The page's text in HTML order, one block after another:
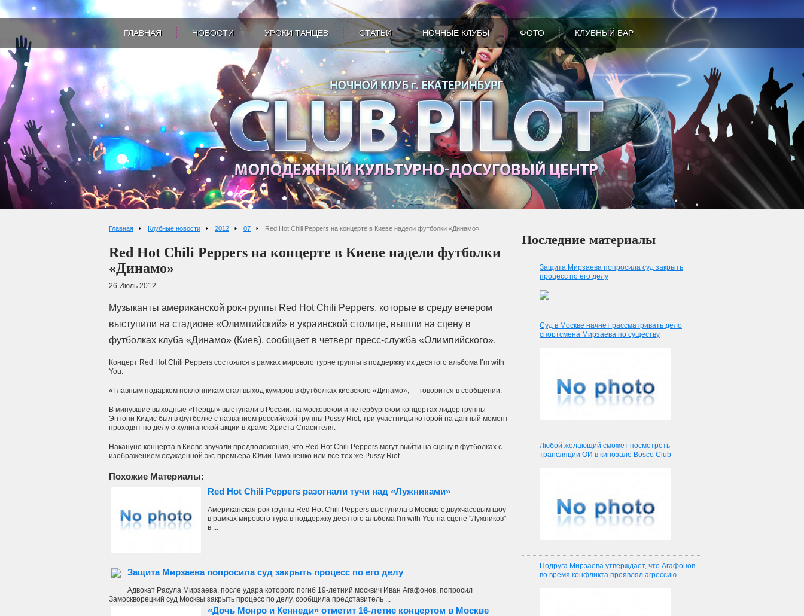
ГЛАВНАЯ НОВОСТИ УРОКИ ТАНЦЕВ СТАТЬИ НОЧНЫЕ КЛУБЫ ФОТО КЛУБНЫЙ БАР
Главная Клубные новости 2012 07 Red Hot Chili Peppers на концерте в Киеве надели футболки «Динамо»
Red Hot Chili Peppers на концерте в Киеве надели футболки
«Динамо»
26 Июль 2012
Музыканты американской рок-группы Red Hot Chili Peppers, которые в среду вечером
выступили на стадионе «Олимпийский» в украинской столице, вышли на сцену в
футболках клуба «Динамо» (Киев), сообщает в четверг пресс-служба «Олимпийского».
Концерт Red Hot Chili Peppers состоялся в рамках мирового турне группы в поддержку их десятого альбома I’m with
You.
«Главным подарком поклонникам стал выход кумиров в футболках киевского «Динамо», — говорится в сообщении.
В минувшие выходные «Перцы» выступали в России: на московском и петербургском концертах лидер группы
Энтони Кидис был в футболке с названием российской группы Pussy Riot, три участницы которой на данный момент
проходят по делу о хулиганской акции в храме Христа Спасителя.
Накануне концерта в Киеве звучали предположения, что Red Hot Chili Peppers могут выйти на сцену в футболках с
изображением осужденной экс-премьера Юлии Тимошенко или все тех же Pussy Riot.
Похожие Материалы:
Red Hot Chili Peppers разогнали тучи над «Лужниками»
Американская рок-группа Red Hot Chili Peppers выступила в Москве с двухчасовым шоу
в рамках мирового тура в поддержку десятого альбома I'm with You на сцене "Лужников"
в ...
Защита Мирзаева попросила суд закрыть процесс по его делу
Адвокат Расула Мирзаева, после удара которого погиб 19-летний москвич Иван Агафонов, попросил
Замоскворецкий суд Москвы закрыть процесс по делу, сообщила представитель ...
«Дочь Монро и Кеннеди» отметит 16-летие концертом в Москве
Последние материалы
Защита Мирзаева попросила суд закрыть
процесс по его делу
Суд в Москве начнет рассматривать дело
спортсмена Мирзаева по существу
Любой желающий сможет посмотреть
трансляции ОИ в кинозале Bosco Club
Подруга Мирзаева утверждает, что Агафонов
во время конфликта проявлял агрессию